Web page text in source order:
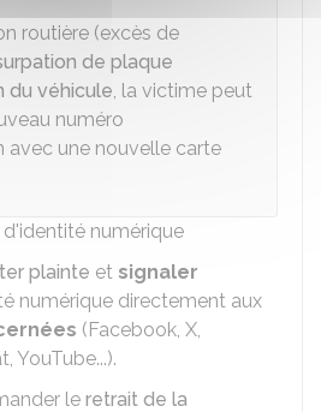
routière (excès de
de plaque
du véhicule, la victime peut
numéro
avec une nouvelle carte
numérique
plainte et signaler
numérique directement aux
(Facebook, X,
YouTube...).
le retrait de la